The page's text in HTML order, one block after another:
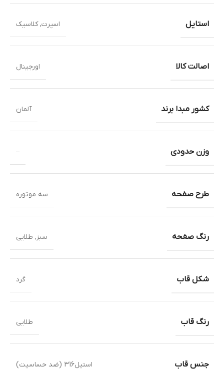
استایل اسپرت,کلاسیک
اصالت کالا اورجینال
کشور مبدا برند آلمان
وزن حدودی –
طرح صفحه سه موتوره
رنگ صفحه سبز, طلایی
شکل قاب گرد
رنگ قاب طلایی
جنس قاب استیل316 (ضد حساسیت)